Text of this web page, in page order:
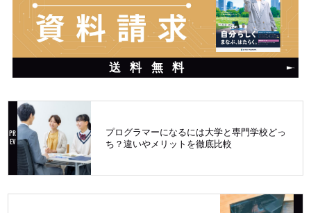
送料無料
プログラマーになるには大学と専門学校どっ
ち？違いやメリットを徹底比較